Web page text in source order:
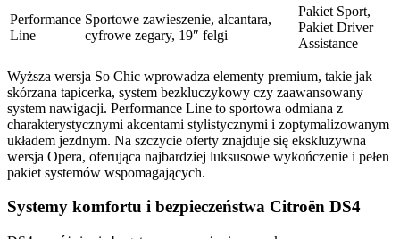
Performance
Line
Sportowe zawieszenie, alcantara,
cyfrowe zegary, 19″ felgi
Pakiet Sport,
Pakiet Driver
Assistance
Wyższa wersja So Chic wprowadza elementy premium, takie jak
skórzana tapicerka, system bezkluczykowy czy zaawansowany
system nawigacji. Performance Line to sportowa odmiana z
charakterystycznymi akcentami stylistycznymi i zoptymalizowanym
układem jezdnym. Na szczycie oferty znajduje się ekskluzywna
wersja Opera, oferująca najbardziej luksusowe wykończenie i pełen
pakiet systemów wspomagających.
Systemy komfortu i bezpieczeństwa Citroën DS4